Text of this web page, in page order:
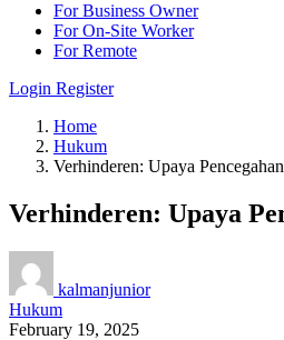
For Business Owner
For On-Site Worker
For Remote
Login Register
Home
Hukum
Verhinderen: Upaya
Verhinderen: Upaya
kalmanjunior
Hukum
February 19, 2025